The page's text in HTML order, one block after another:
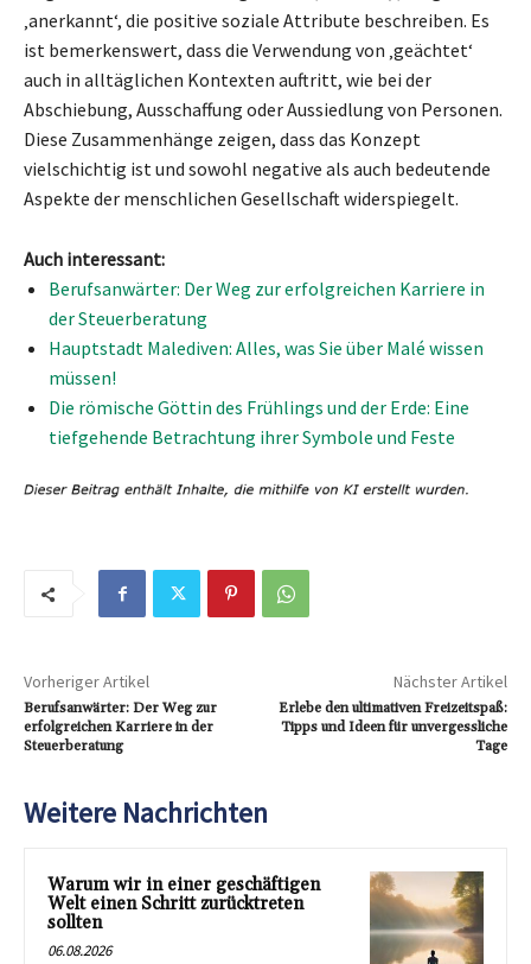
‚anerkannt‘, die positive soziale Attribute beschreiben. Es
ist bemerkenswert, dass die Verwendung von ‚geächtet‘
auch in alltäglichen Kontexten auftritt, wie bei der
Abschiebung, Ausschaffung oder Aussiedlung von Personen.
Diese Zusammenhänge zeigen, dass das Konzept
vielschichtig ist und sowohl negative als auch bedeutende
Aspekte der menschlichen Gesellschaft widerspiegelt.
Auch interessant:
Berufsanwärter: Der Weg zur erfolgreichen Karriere in
der Steuerberatung
Hauptstadt Malediven: Alles, was Sie über Malé wissen
müssen!
Die römische Göttin des Frühlings und der Erde: Eine
tiefgehende Betrachtung ihrer Symbole und Feste
Vorheriger Artikel
Berufsanwärter: Der Weg zur
erfolgreichen Karriere in der
Steuerberatung
Nächster Artikel
Erlebe den ultimativen Freizeitspaß:
Tipps und Ideen für unvergessliche
Tage
Weitere Nachrichten
Warum wir in einer geschäftigen
Welt einen Schritt zurücktreten
sollten
06.08.2026